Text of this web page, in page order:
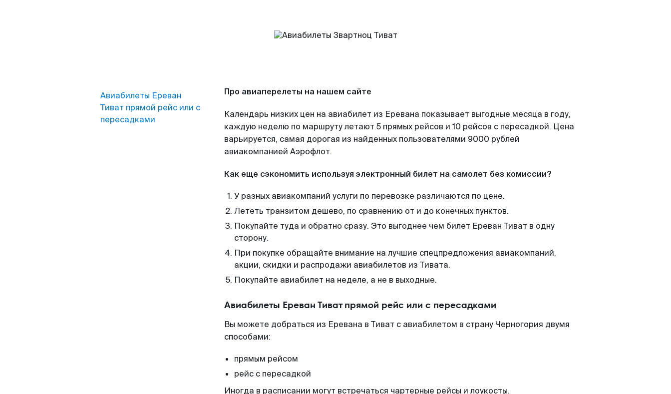
Авиабилеты Ереван
Тиват прямой рейс или с
пересадками
Про авиаперелеты на нашем сайте
Календарь низких цен на авиабилет из Еревана показывает выгодные месяца в году,
каждую неделю по маршруту летают 5 прямых рейсов и 10 рейсов с пересадкой. Цена
варьируется, самая дорогая из найденных пользователями 9000 рублей
авиакомпанией Аэрофлот.
Как еще сэкономить используя электронный билет на самолет без комиссии?
У разных авиакомпаний услуги по перевозке различаются по цене.
Лететь транзитом дешево, по сравнению от и до конечных пунктов.
Покупайте туда и обратно сразу. Это выгоднее чем билет Ереван Тиват в одну
сторону.
При покупке обращайте внимание на лучшие спецпредложения авиакомпаний,
акции, скидки и распродажи авиабилетов из Тивата.
Покупайте авиабилет на неделе, а не в выходные.
Авиабилеты Ереван Тиват прямой рейс или с пересадками
Вы можете добраться из Еревана в Тиват с авиабилетом в страну Черногория двумя
способами:
прямым рейсом
рейс с пересадкой
Иногда в расписании могут встречаться чартерные рейсы и лоукосты.